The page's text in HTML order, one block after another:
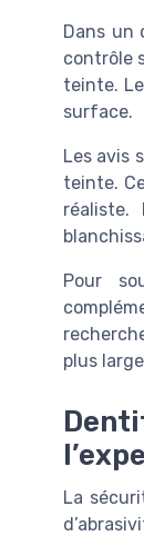
Dans un
contrôle
teinte.
surface.
Les avis
teinte.
Pour
plus
La